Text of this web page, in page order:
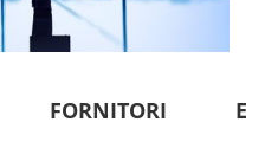
FORNITORI E